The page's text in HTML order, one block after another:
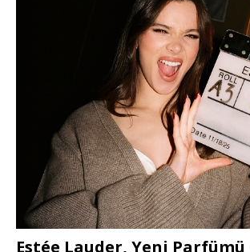
Estée Lauder, Yeni Parfümü